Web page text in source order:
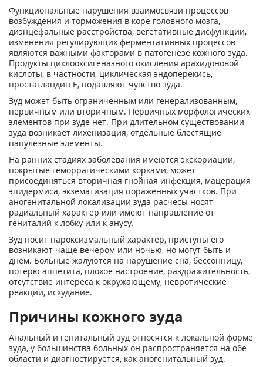
Функциональные нарушения взаимосвязи процессов
возбуждения и торможения в коре головного мозга,
диэнцефальные расстройства, вегетативные дисфункции,
изменения регулирующих ферментативных процессов
являются важными факторами в патогенезе кожного зуда.
Продукты циклооксигеназного окисления арахидоновой
кислоты, в частности, циклическая эндоперекись,
простагландин Е, подавляют чувство зуда.
Зуд может быть ограниченным или генерализованным,
первичным или вторичным. Первичных морфологических
элементов при зуде нет. При длительном существовании
зуда возникает лихенизация, отдельные блестящие
папулезные элементы.
На ранних стадиях заболевания имеются экскориации,
покрытые геморрагическими корками, может
присоединяться вторичная гнойная инфекция, мацерация
эпидермиса, экзематизация пораженных участков. При
аногенитальной локализации зуда расчесы носят
радиальный характер или имеют направление от
гениталий к лобку или к анусу.
Зуд носит пароксизмальный характер, приступы его
возникают чаще вечером или ночью, но могут быть и
днем. Больные жалуются на нарушение сна, бессонницу,
потерю аппетита, плохое настроение, раздражительность,
отсутствие интереса к окружающему, невротические
реакции, исхудание.
Причины кожного зуда
Анальный и генитальный зуд относятся к локальной форме
зуда, у большинства больных он распространяется на обе
области и диагностируется, как аногенитальный зуд.